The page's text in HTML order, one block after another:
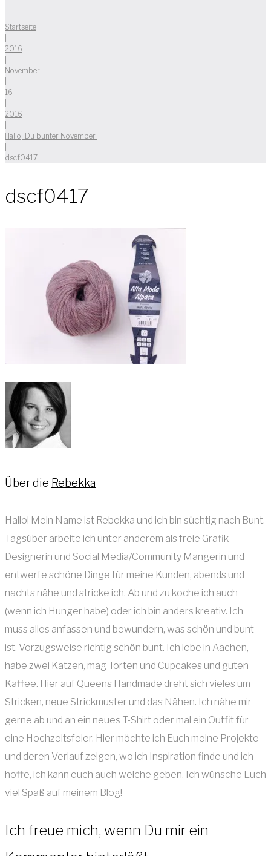
Startseite
2016
November
16
2016
Hallo, Du bunter November.
dscf0417
dscf0417
Über die Rebekka
Hallo! Mein Name ist Rebekka und ich bin süchtig nach Bunt.
Tagsüber arbeite ich unter anderem als freie Grafik-
Designerin und Social Media/Community Mangerin und
entwerfe schöne Dinge für meine Kunden, abends und
nachts nähe und stricke ich. Ab und zu koche ich auch
(wenn ich Hunger habe) oder ich bin anders kreativ. Ich
muss alles anfassen und bewundern, was schön und bunt
ist. Vorzugsweise richtig schön bunt. Ich lebe in Aachen,
habe zwei Katzen, mag Torten und Cupcakes und guten
Kaffee. Hier auf Queens Handmade dreht sich vieles um
Stricken, neue Strickmuster und das Nähen. Ich nähe mir
gerne ab und an ein neues T-Shirt oder mal ein Outfit für
eine Hochzeitsfeier. Hier möchte ich Euch meine Projekte
und deren Verlauf zeigen, wo ich Inspiration finde und ich
hoffe, ich kann euch auch welche geben. Ich wünsche Euch
viel Spaß auf meinem Blog!
Ich freue mich, wenn Du mir ein